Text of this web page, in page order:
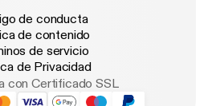
de conducta
de contenido
de servicio
de Privacidad
con Certificado SSL